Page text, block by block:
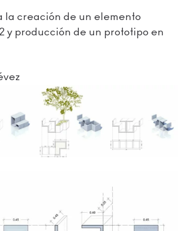
la creación de un elemento
y producción de un prototipo en